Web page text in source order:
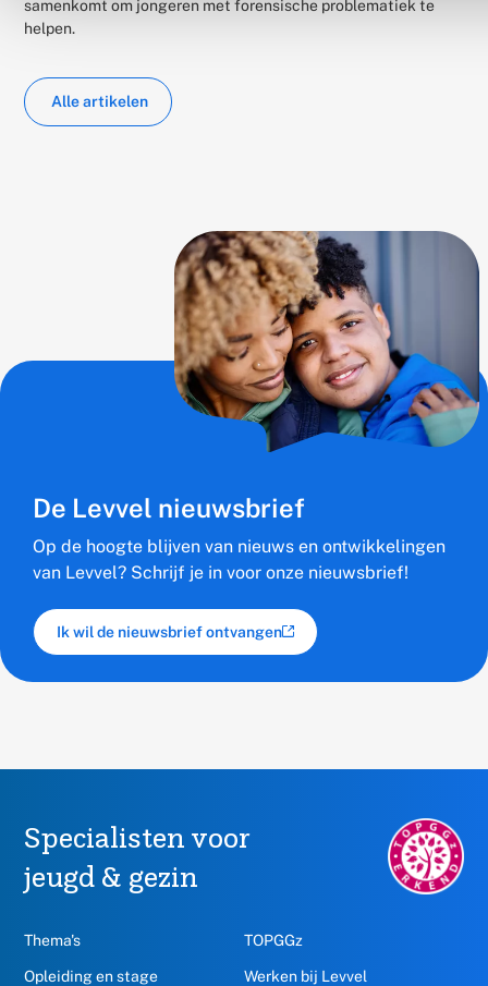
samenkomt om jongeren met forensische problematiek te
helpen.
Alle artikelen
De Levvel nieuwsbrief
Op de hoogte blijven van nieuws en ontwikkelingen
van Levvel? Schrijf je in voor onze nieuwsbrief!
Ik wil de nieuwsbrief ontvangen
(externe link)
Specialisten voor
jeugd & gezin
TOPGGz.nl,
opent
in
Thema's TOPGGz
Opleiding en stage Werken bij Levvel